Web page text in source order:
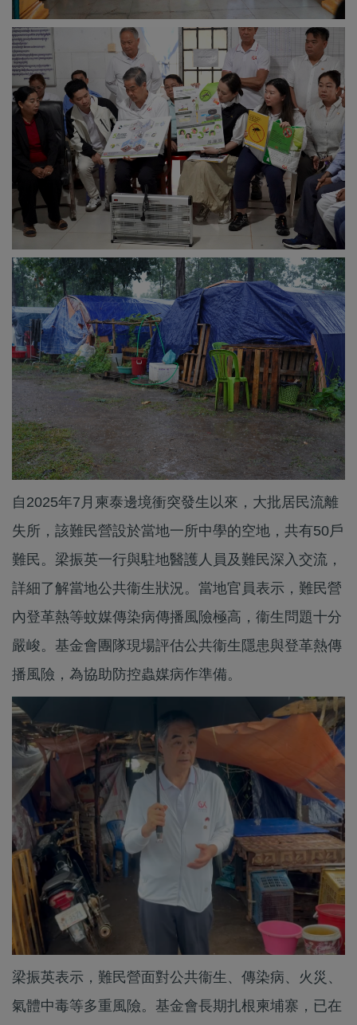
自2025年7月柬泰邊境衝突發生以來，大批居民流離
失所，該難民營設於當地一所中學的空地，共有50戶
難民。梁振英一行與駐地醫護人員及難民深入交流，
詳細了解當地公共衞生狀況。當地官員表示，難民營
內登革熱等蚊媒傳染病傳播風險極高，衞生問題十分
嚴峻。基金會團隊現場評估公共衞生隱患與登革熱傳
播風險，為協助防控蟲媒病作準備。
梁振英表示，難民營面對公共衞生、傳染病、火災、
氣體中毒等多重風險。基金會長期扎根柬埔寨，已在